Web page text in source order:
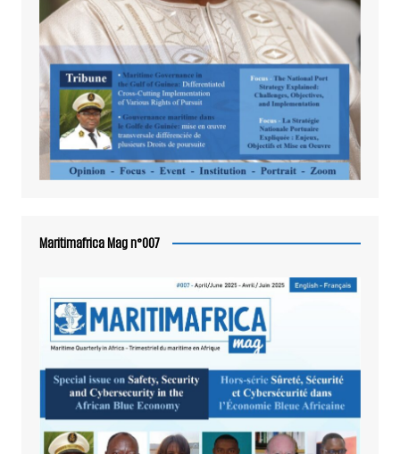
Maritimafrica Mag n°007